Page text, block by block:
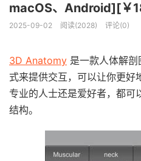
macOS、Android][￥
2025-09-02 阅读(2028) 评论(0)
3D Anatomy 是一款人体解
式来提供交互，可以让你更好
专业的人士还是爱好者，都可
结构。